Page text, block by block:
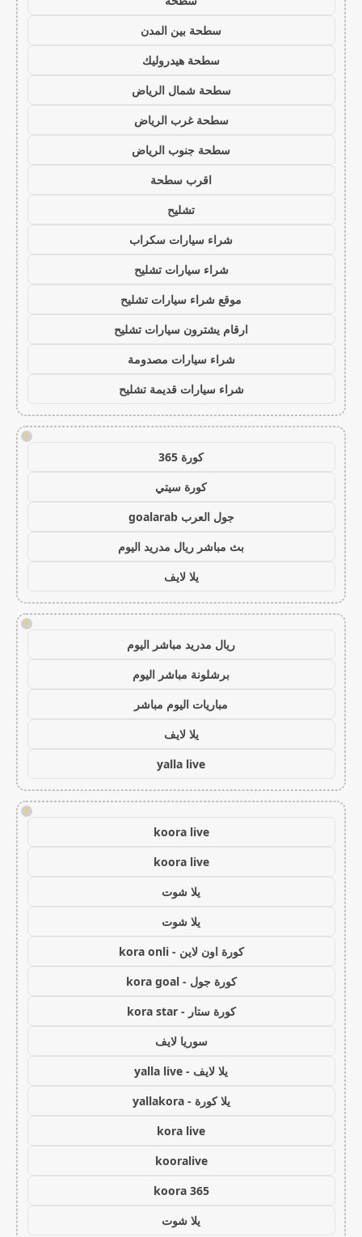
سطحة بين المدن
سطحة هيدروليك
سطحة شمال الرياض
سطحة غرب الرياض
سطحة جنوب الرياض
اقرب سطحة
تشليح
شراء سيارات سكراب
شراء سيارات تشليح
موقع شراء سيارات تشليح
ارقام يشترون سيارات تشليح
شراء سيارات مصدومة
شراء سيارات قديمة تشليح
!
كورة 365
كورة سيتي
جول العرب goalarab
بث مباشر ريال مدريد اليوم
يلا لايف
!
ريال مدريد مباشر اليوم
برشلونة مباشر اليوم
مباريات اليوم مباشر
يلا لايف
yalla live
!
koora live
koora live
يلا شوت
يلا شوت
كورة اون لاين - kora onli
كورة جول - kora goal
كورة ستار - kora star
سوريا لايف
يلا لايف - yalla live
يلا كورة - yallakora
kora live
kooralive
koora 365
يلا شوت